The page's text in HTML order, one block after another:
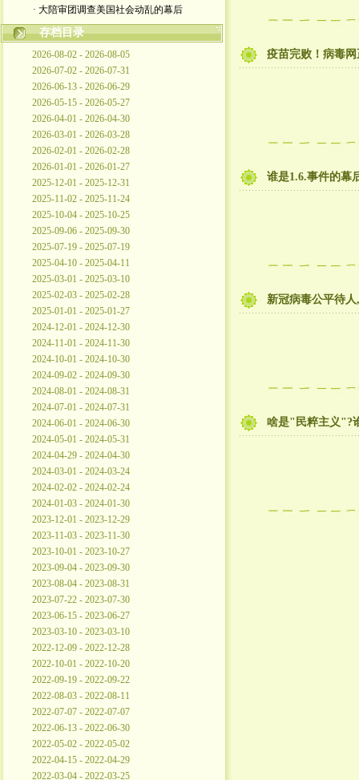
· 大陪审团调查美国社会动乱的幕后
存档目录
2026-08-02 - 2026-08-05
2026-07-02 - 2026-07-31
2026-06-13 - 2026-06-29
2026-05-15 - 2026-05-27
2026-04-01 - 2026-04-30
2026-03-01 - 2026-03-28
2026-02-01 - 2026-02-28
2026-01-01 - 2026-01-27
2025-12-01 - 2025-12-31
2025-11-02 - 2025-11-24
2025-10-04 - 2025-10-25
2025-09-06 - 2025-09-30
2025-07-19 - 2025-07-19
2025-04-10 - 2025-04-11
2025-03-01 - 2025-03-10
2025-02-03 - 2025-02-28
2025-01-01 - 2025-01-27
2024-12-01 - 2024-12-30
2024-11-01 - 2024-11-30
2024-10-01 - 2024-10-30
2024-09-02 - 2024-09-30
2024-08-01 - 2024-08-31
2024-07-01 - 2024-07-31
2024-06-01 - 2024-06-30
2024-05-01 - 2024-05-31
2024-04-29 - 2024-04-30
2024-03-01 - 2024-03-24
2024-02-02 - 2024-02-24
2024-01-03 - 2024-01-30
2023-12-01 - 2023-12-29
2023-11-03 - 2023-11-30
2023-10-01 - 2023-10-27
2023-09-04 - 2023-09-30
2023-08-04 - 2023-08-31
2023-07-22 - 2023-07-30
2023-06-15 - 2023-06-27
2023-03-10 - 2023-03-10
2022-12-09 - 2022-12-28
2022-10-01 - 2022-10-20
2022-09-19 - 2022-09-22
2022-08-03 - 2022-08-11
2022-07-07 - 2022-07-07
2022-06-13 - 2022-06-30
2022-05-02 - 2022-05-02
2022-04-15 - 2022-04-29
2022-03-04 - 2022-03-25
疫苗完败！病毒
谁是1.6.事件的幕
新冠病毒公平待
啥是"民粹主义"?